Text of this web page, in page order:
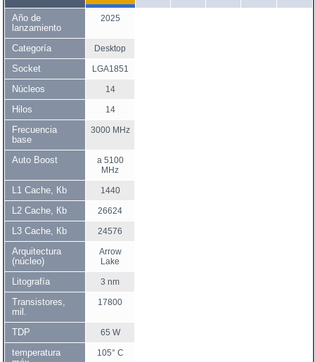
Año de
lanzamiento
2025
Categoría Desktop
Socket LGA1851
Núcleos 14
Hilos 14
Frecuencia
base
3000 MHz
Auto Boost
a 5100
MHz
L1 Cache, Кb 1440
L2 Cache, Кb 26624
L3 Cache, Кb 24576
Arquitectura
(núcleo)
Arrow
Lake
Litografía 3 nm
Transistores,
mil.
17800
TDP 65 W
temperatura
105° C